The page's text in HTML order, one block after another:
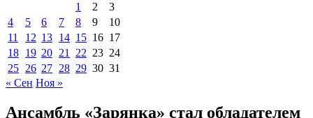
1 2
3
4
5 6 7 8 9
10
11
12 13 14 15 16 17
18 19 20 21 22 23 24
25 26 27 28 29 30 31
« Сен Ноя »
Ансамбль «Зарянка» стал обладателем